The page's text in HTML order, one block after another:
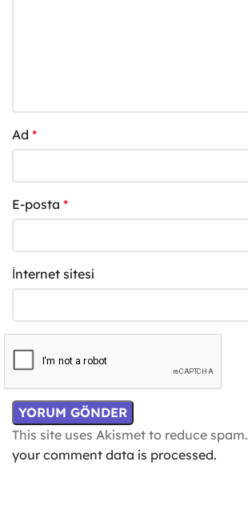
Ad *
E-posta *
İnternet sitesi
This site uses Akismet to reduce spam.
your comment data is processed.